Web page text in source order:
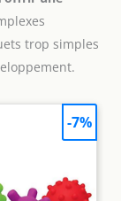
trop simples
-7%